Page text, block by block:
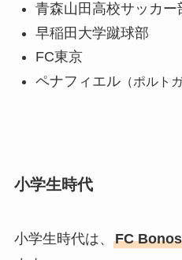
青森山田高校サッカー
早稲田大学蹴球部
FC東京
ペナフィエル（ポルト
小学生時代
小学生時代は、 FC